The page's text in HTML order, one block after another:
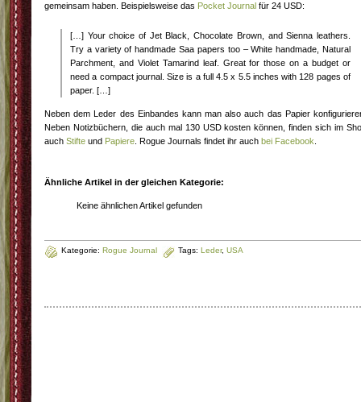
gemeinsam haben. Beispielsweise das Pocket Journal für 24 USD:
[…] Your choice of Jet Black, Chocolate Brown, and Sienna leathers.
Try a variety of handmade Saa papers too – White handmade, Natural
Parchment, and Violet Tamarind leaf. Great for those on a budget or
need a compact journal. Size is a full 4.5 x 5.5 inches with 128 pages of
paper. […]
Neben dem Leder des Einbandes kann man also auch das Papier
Neben Notizbüchern, die auch mal 130 USD kosten können, finden sich im
auch Stifte und Papiere . Rogue Journals findet ihr auch bei Facebook
Ähnliche Artikel in der gleichen Kategorie:
Keine ähnlichen Artikel gefunden
Kategorie: Rogue Journal Tags: Leder, USA